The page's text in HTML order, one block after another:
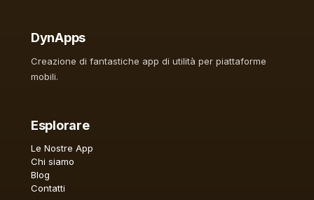
DynApps
Creazione di fantastiche app di utilità per piattaforme
mobili.
Esplorare
Le Nostre App
Chi siamo
Blog
Contatti